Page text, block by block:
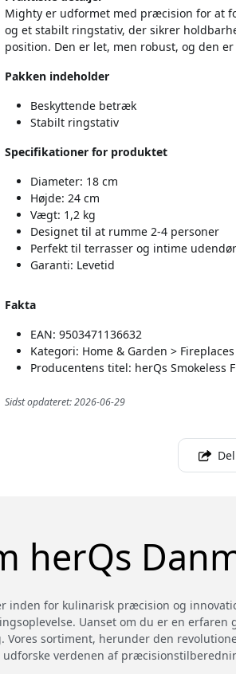
Mighty er udformet med præcision for at
og et stabilt ringstativ, der sikrer
position. Den er let, men robust, og den
Pakken indeholder
Beskyttende betræk
Stabilt ringstativ
Specifikationer for produktet
Diameter: 18 cm
Højde: 24 cm
Vægt: 1,2 kg
Designet til at rumme 2-4 personer
Perfekt til terrasser og intime
Garanti: Levetid
Fakta
EAN: 9503471136632
Kategori: Home & Garden > Fireplaces
Producentens titel: herQs Smokeless
Sidst opdateret: 2026-06-29
herQs
inden for kulinarisk præcision og
Uanset om du er en
sortiment, herunder den
verdenen af